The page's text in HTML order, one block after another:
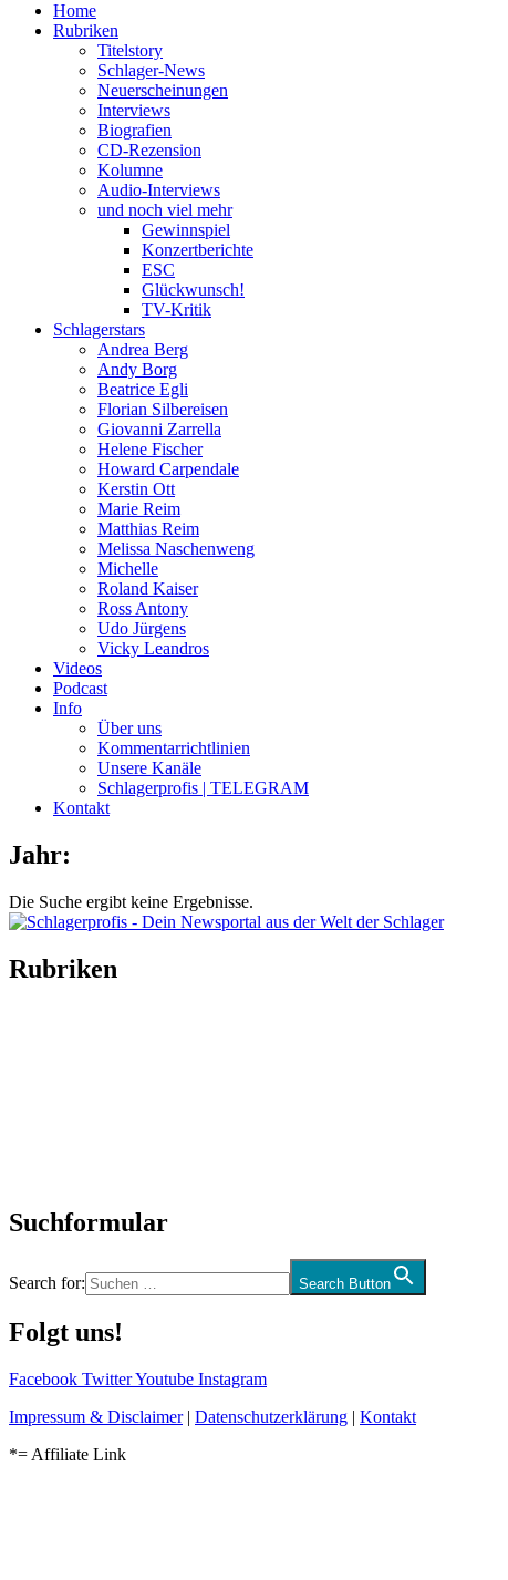
Home
Rubriken
Titelstory
Schlager-News
Neuerscheinungen
Interviews
Biografien
CD-Rezension
Kolumne
Audio-Interviews
und noch viel mehr
Gewinnspiel
Konzertberichte
ESC
Glückwunsch!
TV-Kritik
Schlagerstars
Andrea Berg
Andy Borg
Beatrice Egli
Florian Silbereisen
Giovanni Zarrella
Helene Fischer
Howard Carpendale
Kerstin Ott
Marie Reim
Matthias Reim
Melissa Naschenweng
Michelle
Roland Kaiser
Ross Antony
Udo Jürgens
Vicky Leandros
Videos
Podcast
Info
Über uns
Kommentarrichtlinien
Unsere Kanäle
Schlagerprofis | TELEGRAM
Kontakt
Jahr:
Die Suche ergibt keine Ergebnisse.
Rubriken
Suchformular
Search for: Search Button
Folgt uns!
Facebook TwitterYoutube Instagram
Impressum & Disclaimer| Datenschutzerklärung | Kontakt
*= Affiliate Link